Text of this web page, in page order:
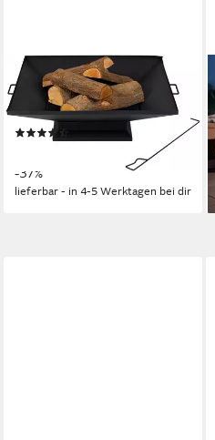
TEPRO
Feuerstelle Penfield, BxLxH:
91x80x17,5 cm
-37%
lieferbar - in 4-5 Werktagen bei dir